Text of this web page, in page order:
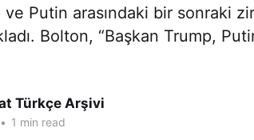
Putin arasındaki bir sonraki
Bolton, “Başkan Trump,
Türkçe Arşivi
• 1 min read